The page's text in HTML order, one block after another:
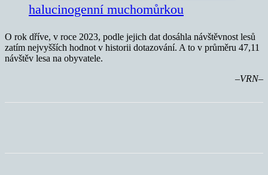
halucinogenní muchomůrkou
O rok dříve, v roce 2023, podle jejich dat dosáhla návštěvnost lesů
zatím nejvyšších hodnot v historii dotazování. A to v průměru 47,11
návštěv lesa na obyvatele.
–VRN–